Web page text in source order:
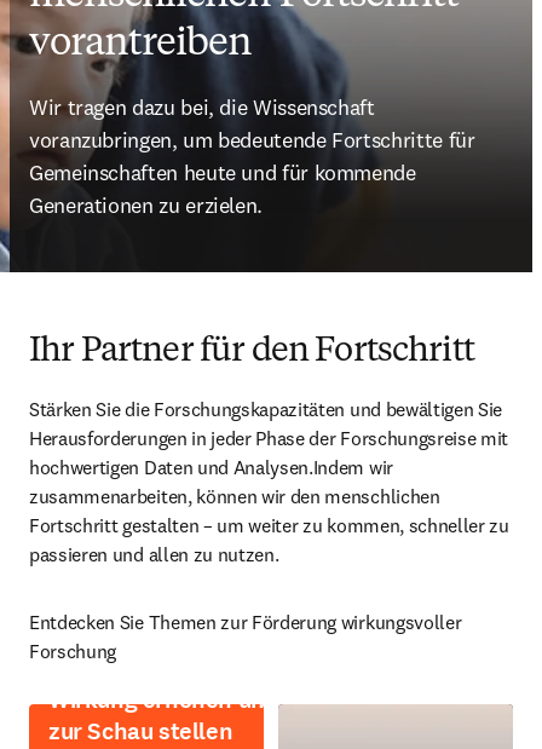
vorantreiben
Wir tragen dazu bei, die Wissenschaft
voranzubringen, um bedeutende Fortschritte für
Gemeinschaften heute und für kommende
Generationen zu erzielen.
Ihr Partner für den Fortschritt
Stärken Sie die Forschungskapazitäten und bewältigen Sie
Herausforderungen in jeder Phase der Forschungsreise mit
hochwertigen Daten und Analysen.Indem wir
zusammenarbeiten, können wir den menschlichen
Fortschritt gestalten – um weiter zu kommen, schneller zu
passieren und allen zu nutzen.
Entdecken Sie Themen zur Förderung wirkungsvoller
Forschung
Wirkung erhöhen und
zur Schau stellen